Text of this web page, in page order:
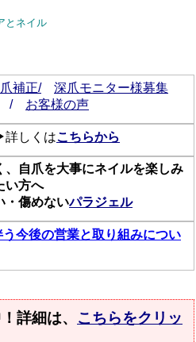
とネイル
補正/
深爪モニター様募集
/ お客様の声
詳しくはこちらから
自爪を大事にネイルを楽しみ
い方へ
・傷めないパラジェル
今後の営業と取り組みについ
詳細は、 こちらをクリッ